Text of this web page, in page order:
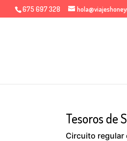
675 697 328
Tesoros de
Circuito regular